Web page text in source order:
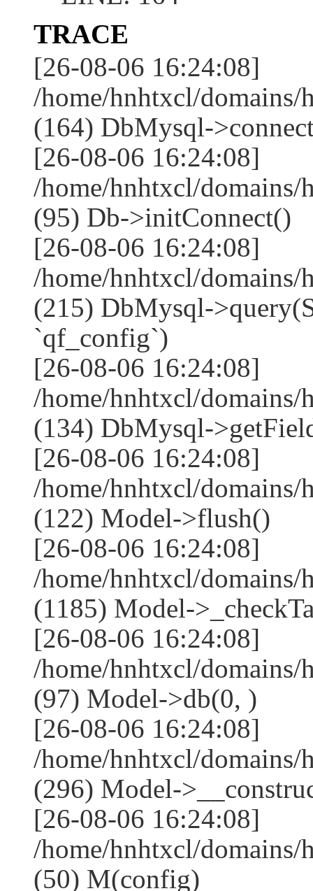
TRACE
[26-08-06 16:24:08]
/home/hnhtxcl/
(164) DbMysql-
[26-08-06 16:24:08]
/home/hnhtxcl/
(95) Db->initConnect()
[26-08-06 16:24:08]
/home/hnhtxcl/
(215) DbMysql-
`qf_config`)
[26-08-06 16:24:08]
/home/hnhtxcl/
(134) DbMysql-
[26-08-06 16:24:08]
/home/hnhtxcl/
(122) Model->flush()
[26-08-06 16:24:08]
/home/hnhtxcl/
(1185) Model-
[26-08-06 16:24:08]
/home/hnhtxcl/
(97) Model->db(0, )
[26-08-06 16:24:08]
/home/hnhtxcl/
(296) Model-
[26-08-06 16:24:08]
/home/hnhtxcl/
(50) M(config)